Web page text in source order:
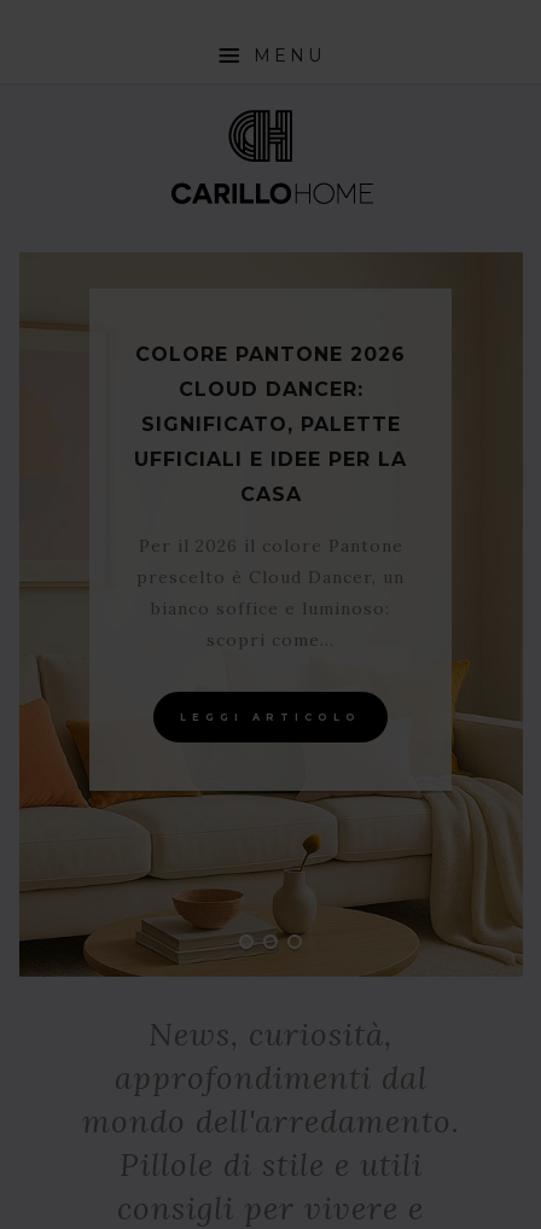
MENU
INTERIOR DESIGN TRENDS
COLORE PANTONE 2026
CLOUD DANCER:
SIGNIFICATO, PALETTE
UFFICIALI E IDEE PER LA
CASA
Per il 2026 il colore Pantone
prescelto è Cloud Dancer, un
bianco soffice e luminoso:
scopri come…
LEGGI ARTICOLO
News, curiosità,
approfondimenti dal
mondo dell'arredamento.
Pillole di stile e utili
consigli per vivere e